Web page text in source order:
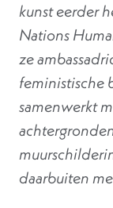
kunst eerder
Nations
ze
feministische
samenwerkt
daarbuiten